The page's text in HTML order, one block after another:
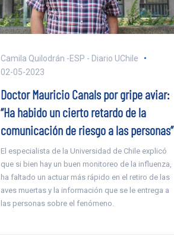
Camila Quilodrán -ESP - Diario UChile
02-05-2023
Doctor Mauricio Canals por gripe aviar:
“Ha habido un cierto retardo de la
comunicación de riesgo a las personas”
El especialista de la Universidad de Chile explicó
que si bien hay un buen monitoreo de la influenza,
ha faltado un actuar más rápido en el retiro de las
aves muertas y la información que se le entrega a
las personas sobre el fenómeno.